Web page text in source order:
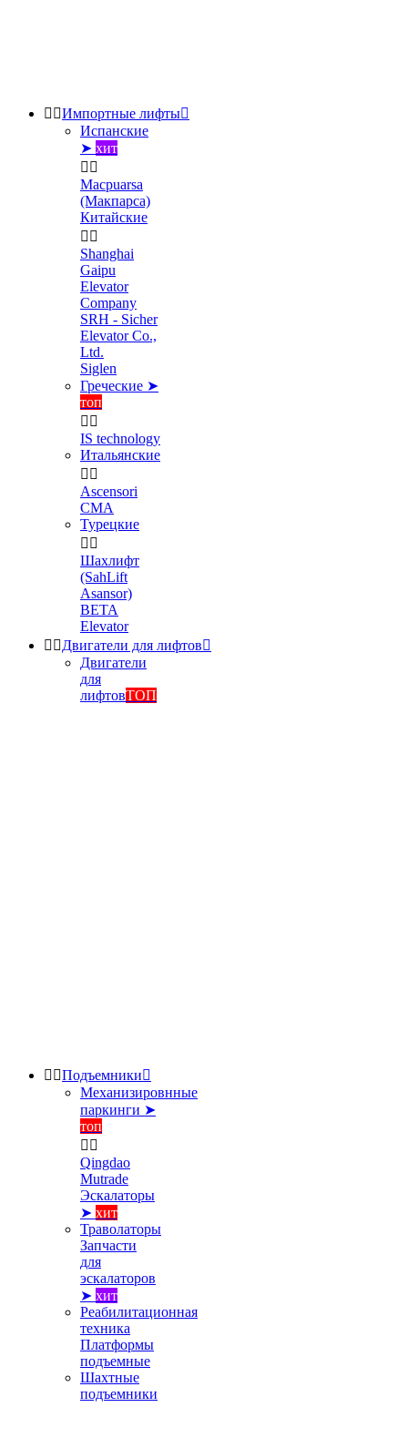
 Импортные лифты
Испанские
➤ хит
 
Macpuarsa
(Макпарса)
Китайские
 
Shanghai
Gaipu
Elevator
Company
SRH - Sicher
Elevator Co.,
Ltd.
Siglen
Греческие ➤
топ
 
IS technology
Итальянские
 
Ascensori
CMA
Турецкие
 
Шахлифт
(SahLift
Asansor)
BETA
Elevator
 Двигатели для лифтов
Двигатели
для
лифтовТОП
 Подъемники
Механизировнные
паркинги ➤
топ
 
Qingdao
Mutrade
Эскалаторы
➤ хит
Траволаторы
Запчасти
для
эскалаторов
➤ хит
Реабилитационная
техника
Платформы
подъемные
Шахтные
подъемники